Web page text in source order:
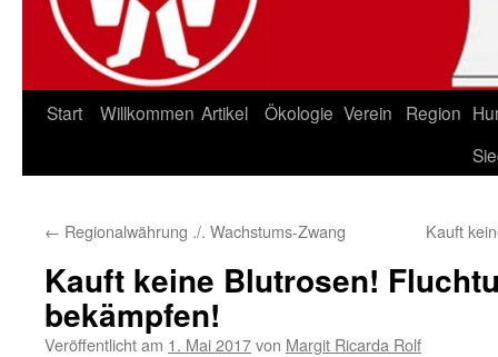
Start Willkommen Artikel Ökologie Verein Region
← Regionalwährung ./. Wachstums-Zwang Kauft
Kauft keine Blutrosen!
bekämpfen!
Veröffentlicht am 1. Mai 2017von Margit Ricarda Rolf